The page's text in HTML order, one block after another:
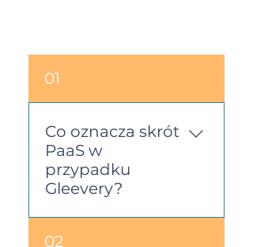
01
Co oznacza skrót
PaaS w
przypadku
Gleevery?
W Gleevery PaaS to
02